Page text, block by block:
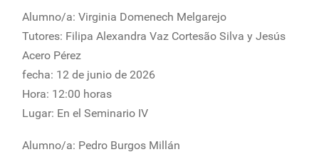
Alumno/a: Virginia Domenech Melgarejo
Tutores: Filipa Alexandra Vaz Cortesão Silva y Jesús
Acero Pérez
fecha: 12 de junio de 2026
Hora: 12:00 horas
Lugar: En el Seminario IV
Alumno/a: Pedro Burgos Millán